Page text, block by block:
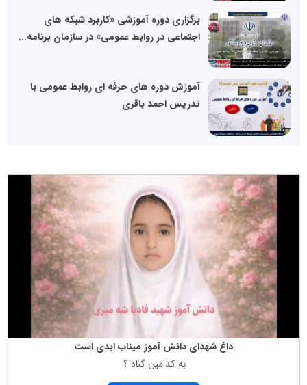
برگزاری دوره آموزشی «کاربرد شبکه های
اجتماعی در روابط عمومی» در سازمان برنامه...
آموزش دوره های حرفه ای روابط عمومی با
تدریس احمد باقری
داغ شهدای دانش آموز میناب ابدی است
به كدامین گناه ؟!